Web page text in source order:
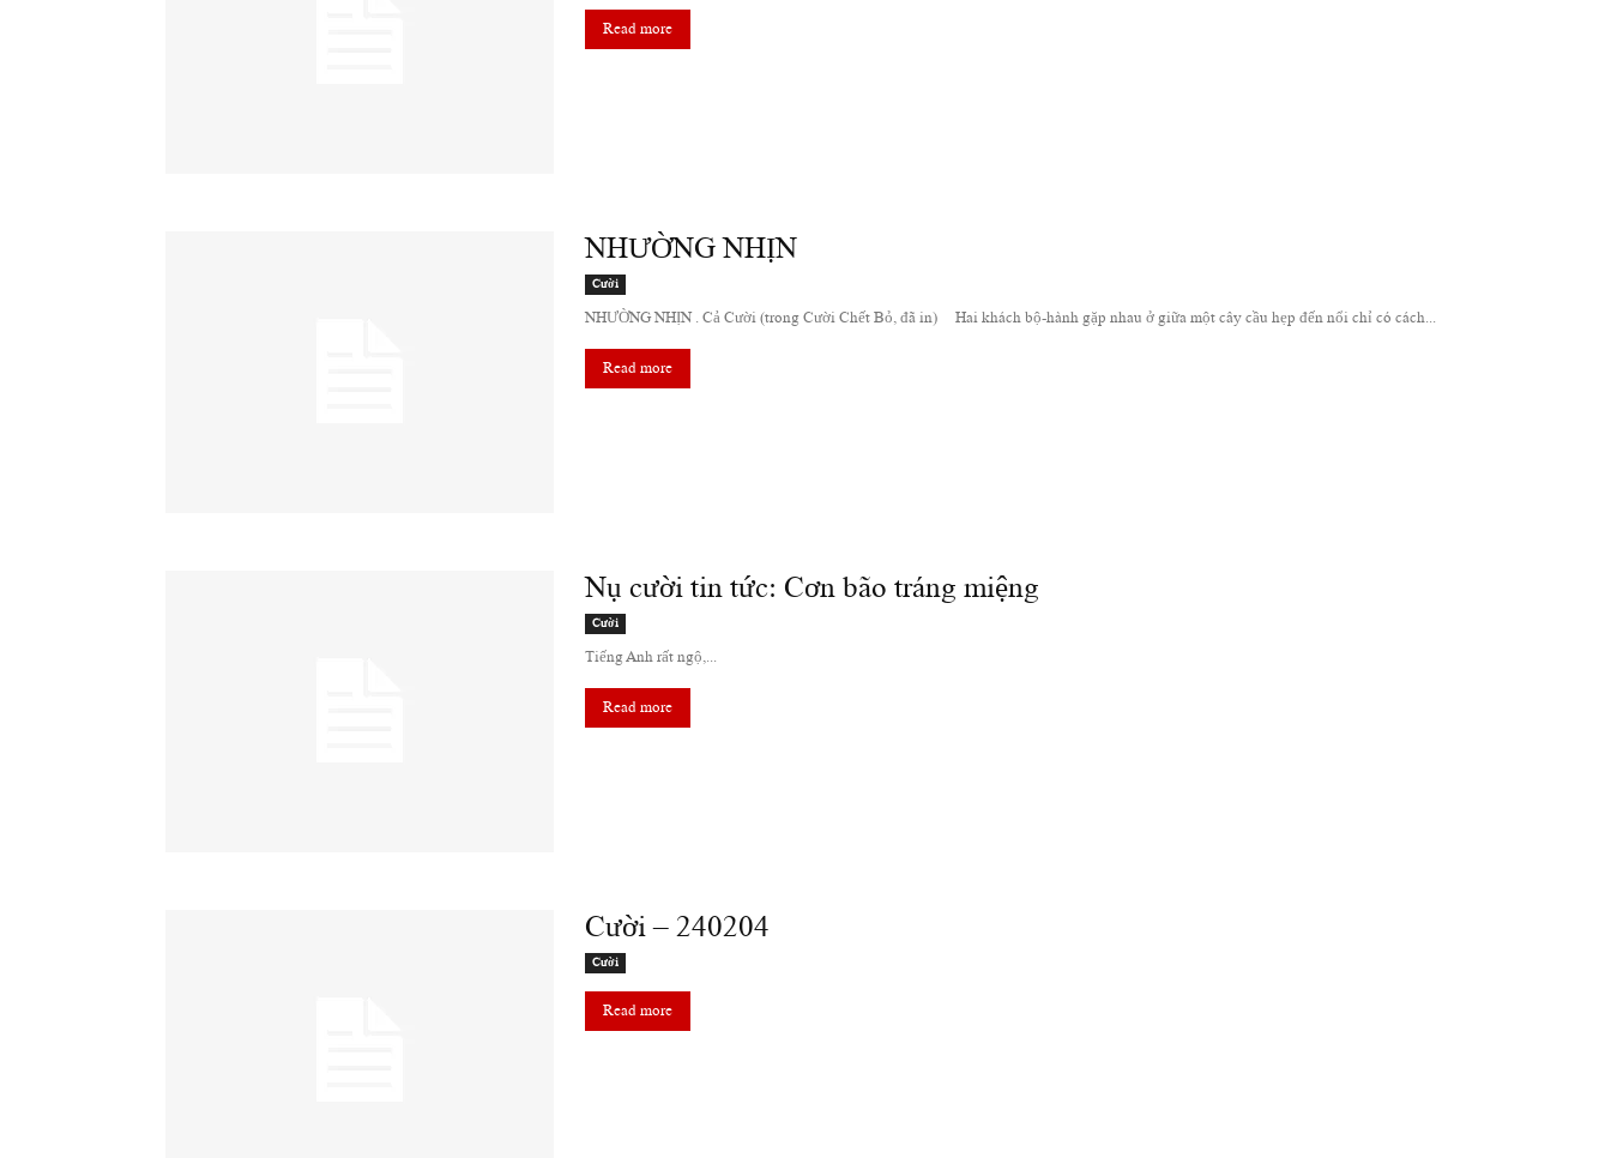
Read more
NHƯỜNG NHỊN
Cười
NHƯỜNG NHỊN . Cả Cười (trong Cười Chết Bỏ, đã in) Hai khách bộ-hành gặp nhau ở giữa một cây cầu hẹp đến nổi chỉ có cách...
Read more
Nụ cười tin tức: Cơn bão tráng miệng
Cười
Tiếng Anh rất ngộ,...
Read more
Cười – 240204
Cười
Read more